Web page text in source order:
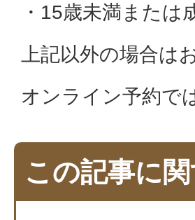
・15歳未満または
上記以外の場合は
オンライン予約で
この記事に